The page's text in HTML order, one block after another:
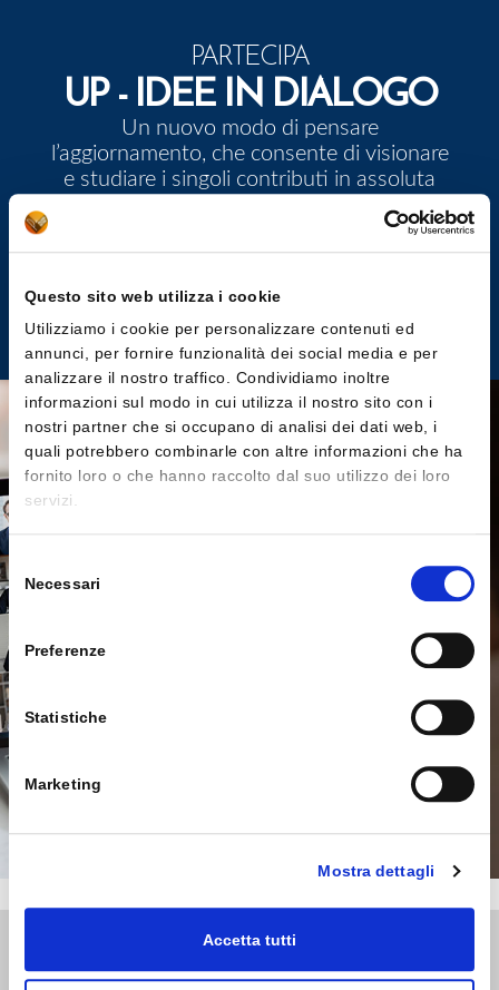
Questo sito web utilizza i cookie
Utilizziamo i cookie per personalizzare contenuti ed
annunci, per fornire funzionalità dei social media e per
analizzare il nostro traffico. Condividiamo inoltre
informazioni sul modo in cui utilizza il nostro sito con i
nostri partner che si occupano di analisi dei dati web, i
quali potrebbero combinarle con altre informazioni che ha
fornito loro o che hanno raccolto dal suo utilizzo dei loro
servizi.
Selezione
del
consenso
Necessari
Preferenze
Statistiche
Marketing
Mostra dettagli
Accetta tutti
PARTECIPA
UP - IDEE IN DIALOGO
Un nuovo modo di pensare
l’aggiornamento, che consente di visionare
e studiare i singoli contributi in assoluta
libertà e propone spunti di riflessione su cui
CONDIVIDI